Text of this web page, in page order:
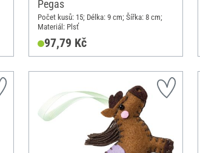
Pegas
Počet kusů: 15; Délka: 9 cm; Šířka: 8 cm;
Materiál: Plsť
97,79 Kč